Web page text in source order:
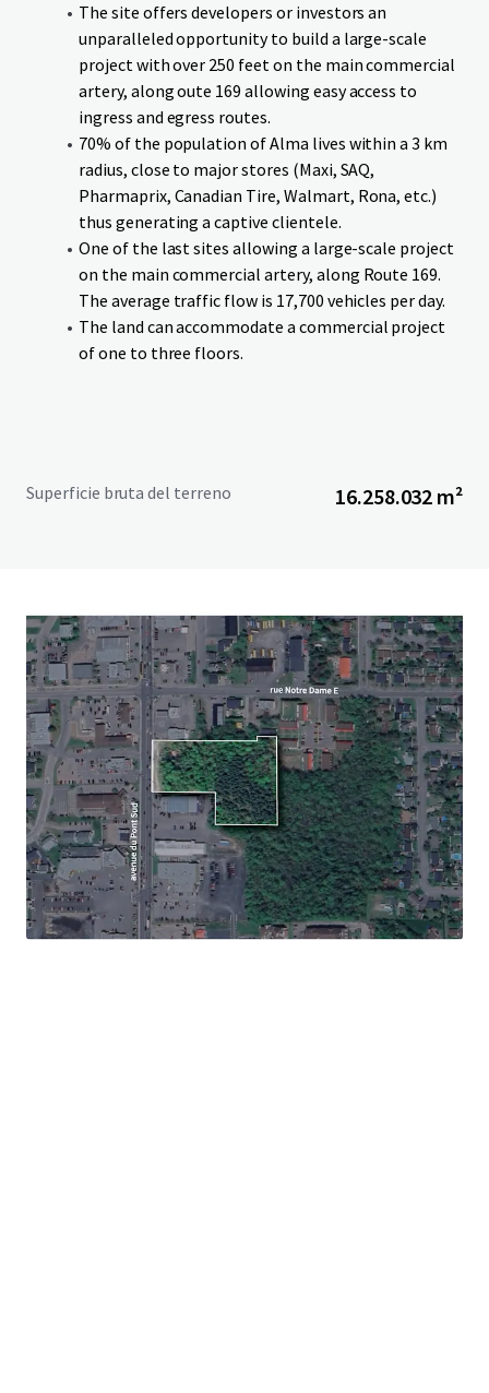
The site offers developers or investors an
unparalleled opportunity to build a large-scale
project with over 250 feet on the main commercial
artery, along oute 169 allowing easy access to
ingress and egress routes.
70% of the population of Alma lives within a 3 km
radius, close to major stores (Maxi, SAQ,
Pharmaprix, Canadian Tire, Walmart, Rona, etc.)
thus generating a captive clientele.
One of the last sites allowing a large-scale project
on the main commercial artery, along Route 169.
The average traffic flow is 17,700 vehicles per day.
The land can accommodate a commercial project
of one to three floors.
Superficie bruta del terreno 16.258.032 m²